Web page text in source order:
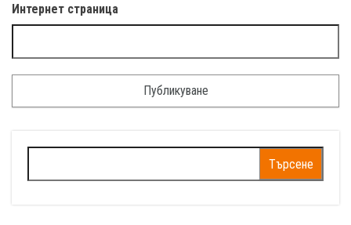
Интернет страница
за: